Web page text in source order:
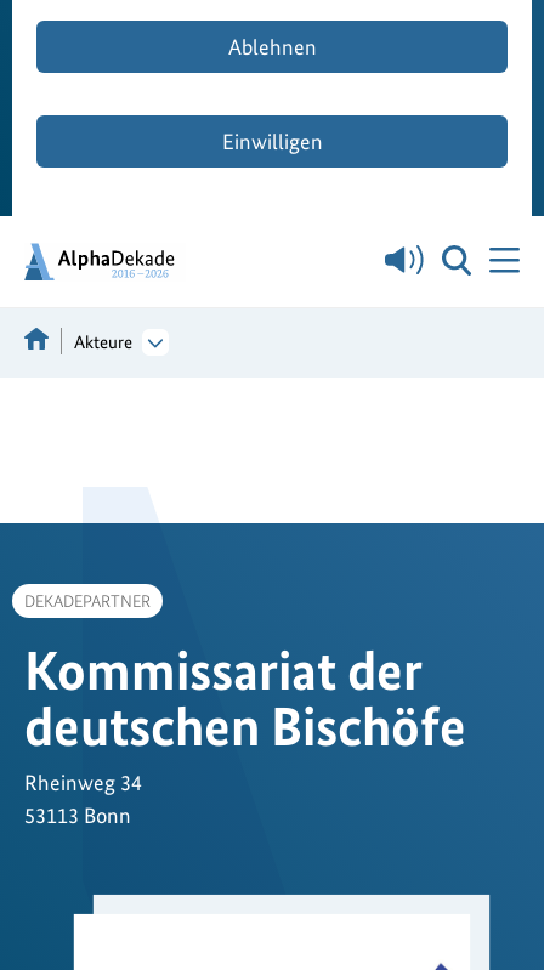
Ablehnen
Einwilligen
Akteure
Kommissariat der
deutschen Bischöfe
Rheinweg 34
53113 Bonn
DEKADEPARTNER